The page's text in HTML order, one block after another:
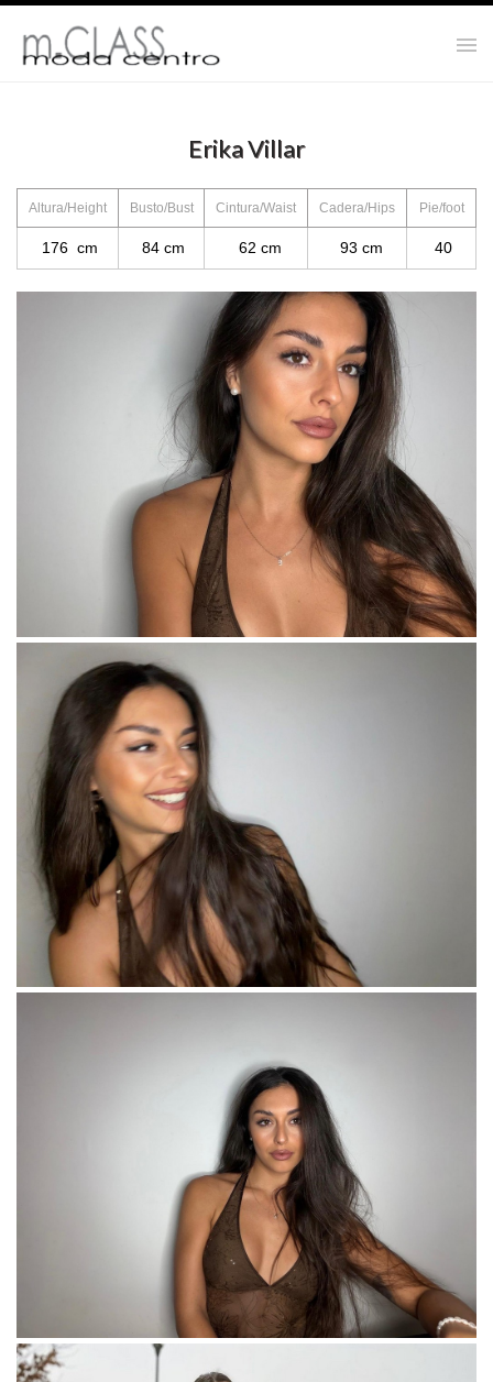
Erika Villar
Altura/Height Busto/Bust Cintura/Waist Cadera/Hips Pie/foot
176 cm 84 cm 62 cm 93 cm 40